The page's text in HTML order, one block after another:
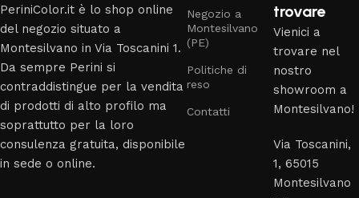
PeriniColor.it è lo shop online
del negozio situato a
Montesilvano in Via Toscanini 1.
Da sempre Perini si
contraddistingue per la vendita
di prodotti di alto profilo ma
soprattutto per la loro
consulenza gratuita, disponibile
in sede o online.
Negozio a
Montesilvano
(PE)
Politiche di
reso
Contatti
trovare
Vienici a
trovare nel
nostro
showroom a
Montesilvano!
Via Toscanini,
1, 65015
Montesilvano